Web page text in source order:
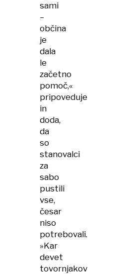
sami
–
občina
je
dala
le
začetno
pomoč,«
pripoveduje
in
doda,
da
so
stanovalci
za
sabo
pustili
vse,
česar
niso
potrebovali.
»Kar
devet
tovornjakov